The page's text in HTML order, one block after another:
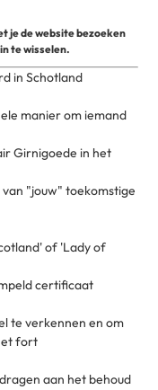
je de website bezoeken
te wisselen.
in Schotland
manier om iemand
Girnigoede in het
"jouw" toekomstige
of 'Lady of
certificaat
te verkennen en om
fort
aan het behoud